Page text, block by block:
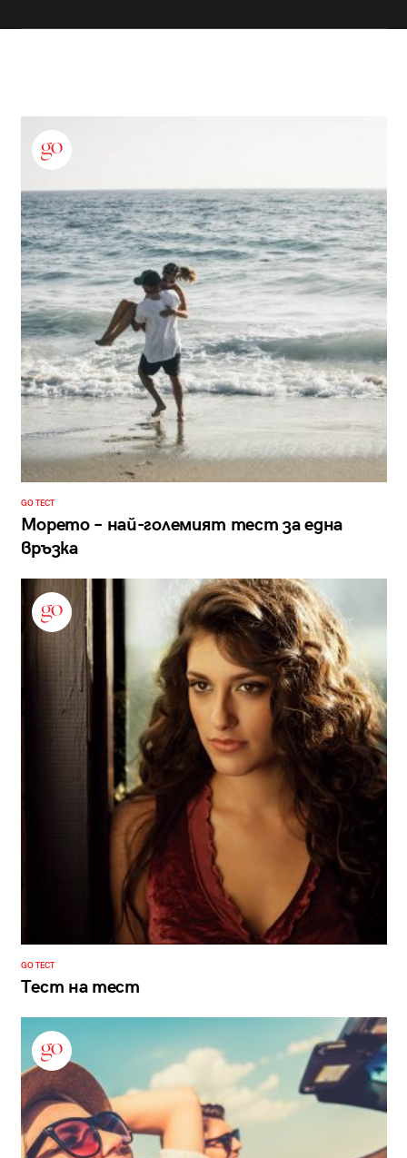
GO ТЕСТ
Морето – най-големият тест за една
връзка
GO ТЕСТ
Тест на тест